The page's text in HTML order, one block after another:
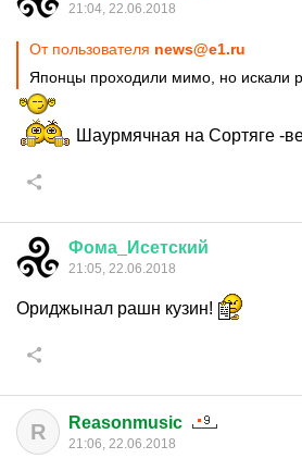
21:04, 22.06.2018
От пользователя news@e1.ru
Японцы проходили мимо, но искали
Шаурмячная на Сортяге -
Фома Исетский
21:05, 22.06.2018
Ориджынал рашн кузин!
R Reasonmusic
21:06, 22.06.2018